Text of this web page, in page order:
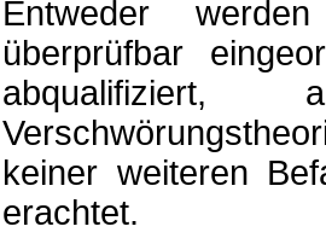
Entweder
überprüfbar
abqualifiziert,
keiner weiteren
erachtet.